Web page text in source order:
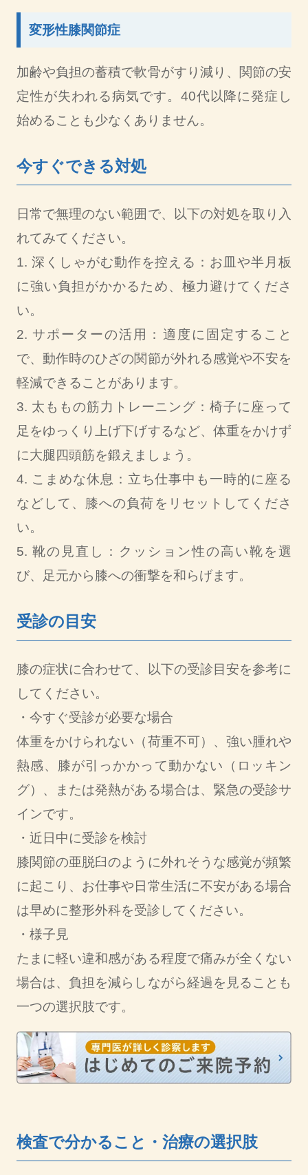
変形性膝関節症
加齢や負担の蓄積で軟骨がすり減り、関節の安
定性が失われる病気です。40代以降に発症し
始めることも少なくありません。
今すぐできる対処
日常で無理のない範囲で、以下の対処を取り入
れてみてください。
1. 深くしゃがむ動作を控える：お皿や半月板
に強い負担がかかるため、極力避けてくださ
い。
2. サポーターの活用：適度に固定すること
で、動作時のひざの関節が外れる感覚や不安を
軽減できることがあります。
3. 太ももの筋力トレーニング：椅子に座って
足をゆっくり上げ下げするなど、体重をかけず
に大腿四頭筋を鍛えましょう。
4. こまめな休息：立ち仕事中も一時的に座る
などして、膝への負荷をリセットしてくださ
い。
5. 靴の見直し：クッション性の高い靴を選
び、足元から膝への衝撃を和らげます。
受診の目安
膝の症状に合わせて、以下の受診目安を参考に
してください。
・今すぐ受診が必要な場合
体重をかけられない（荷重不可）、強い腫れや
熱感、膝が引っかかって動かない（ロッキン
グ）、または発熱がある場合は、緊急の受診サ
インです。
・近日中に受診を検討
膝関節の亜脱臼のように外れそうな感覚が頻繁
に起こり、お仕事や日常生活に不安がある場合
は早めに整形外科を受診してください。
・様子見
たまに軽い違和感がある程度で痛みが全くない
場合は、負担を減らしながら経過を見ることも
一つの選択肢です。
検査で分かること・治療の選択肢